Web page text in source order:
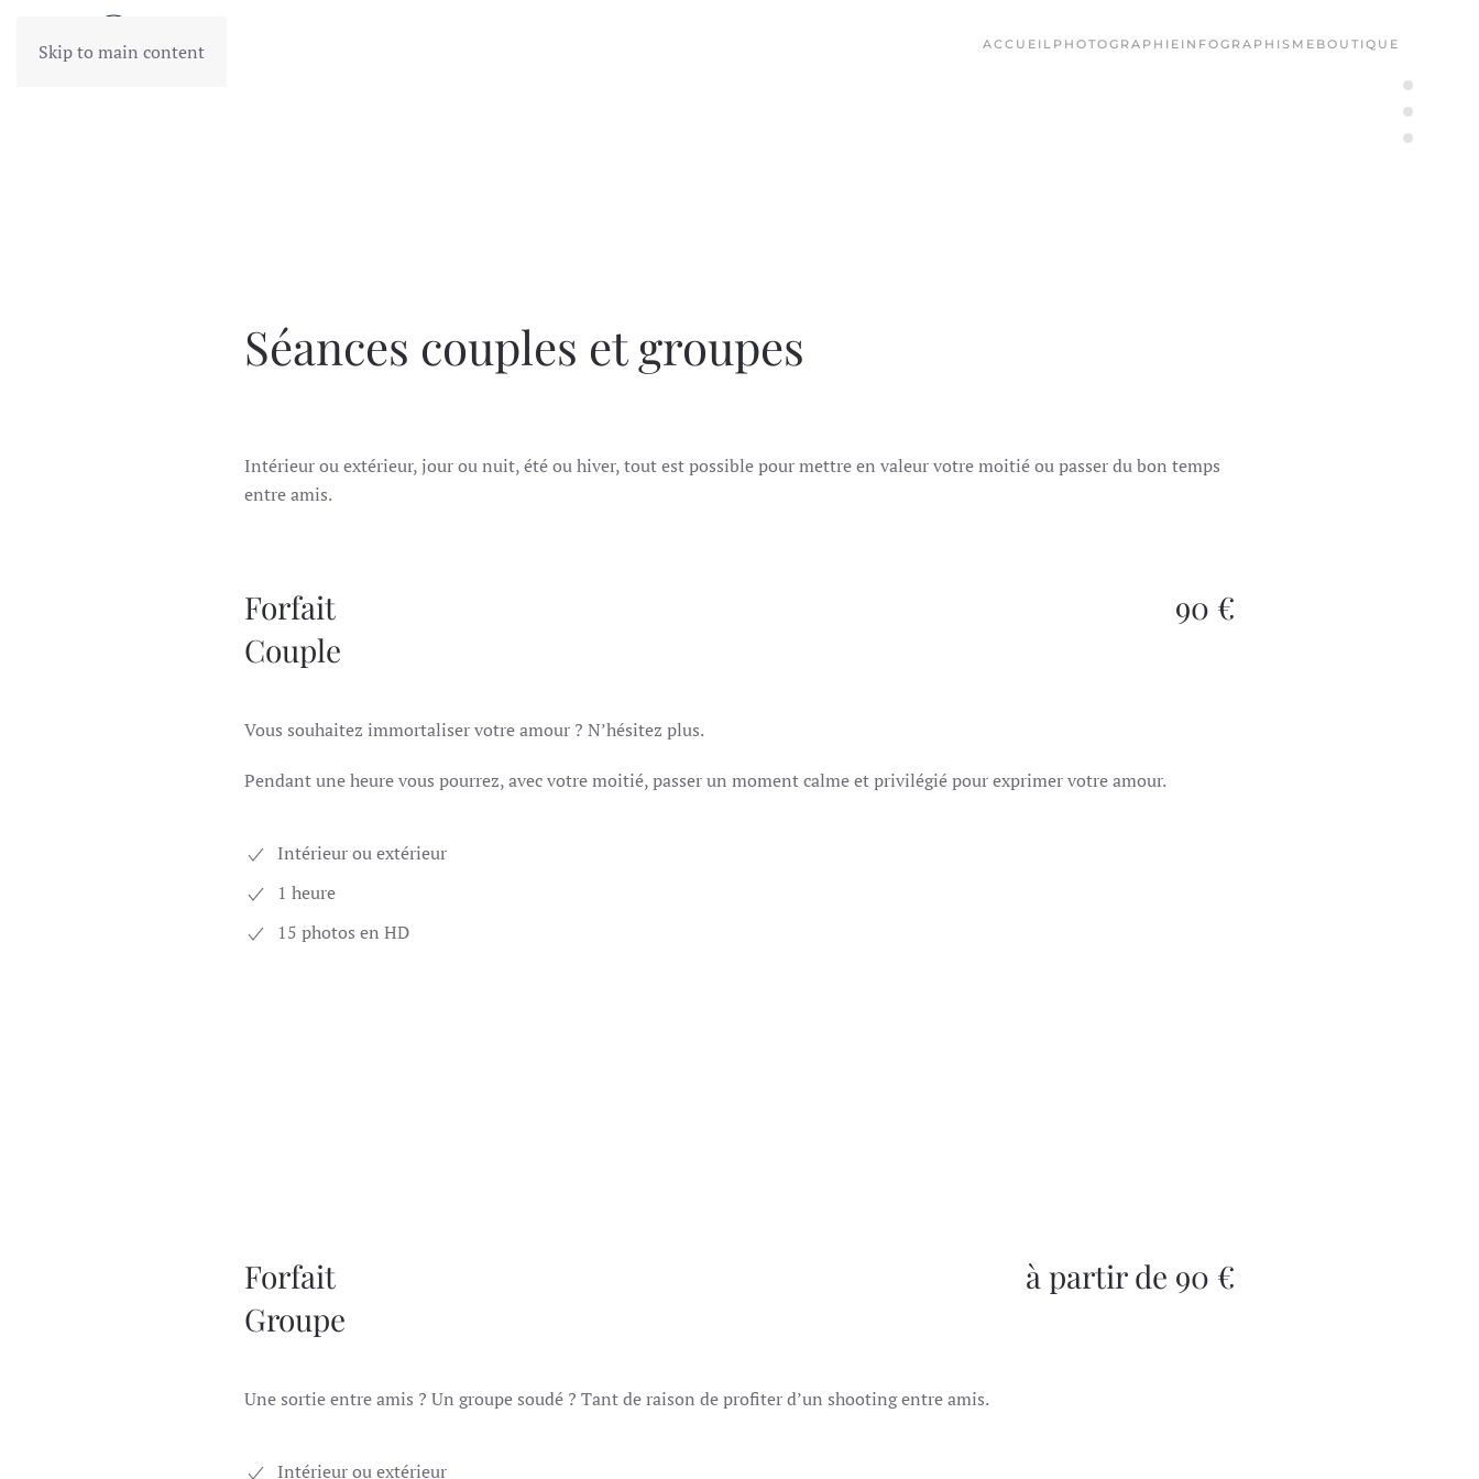
Skip to main content ACCUEIL PHOTOGRAPHIE INFOGRAPHISME BOUTIQUE
Séances couples et groupes
Intérieur ou extérieur, jour ou nuit, été ou hiver, tout est possible pour mettre en valeur votre moitié ou passer du bon temps
entre amis.
Forfait
Couple
90 €
Vous souhaitez immortaliser votre amour ? N’hésitez plus.
Pendant une heure vous pourrez, avec votre moitié, passer un moment calme et privilégié pour exprimer votre amour.
Intérieur ou extérieur
1 heure
15 photos en HD
Forfait
Groupe
à partir de 90 €
Une sortie entre amis ? Un groupe soudé ? Tant de raison de profiter d’un shooting entre amis.
Intérieur ou extérieur